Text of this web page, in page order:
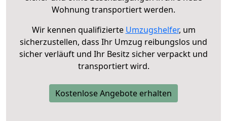
Wohnung transportiert werden.
Wir kennen qualifizierte Umzugshelfer, um
sicherzustellen, dass Ihr Umzug reibungslos und
sicher verläuft und Ihr Besitz sicher verpackt und
transportiert wird.
Kostenlose Angebote erhalten